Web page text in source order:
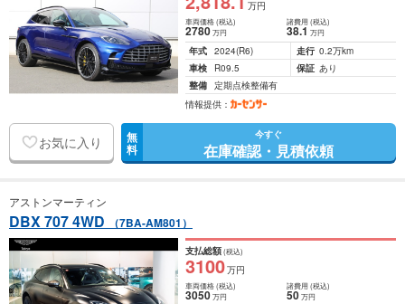
万円
車両価格(税込)
2780万円
諸費用 (税込)
38.1 万円
年式 2024(R6) 走行 0.2万km
車検
R09.5 保証 あり
整備 定期点検整備有
情報提供：
お気に入り 無
料
今すぐ
在庫確認・見積依頼
アストンマーティン
DBX 707 4WD （7BA-AM801）
支払総額(税込)
3100万円
車両価格(税込)
3050万円
諸費用 (税込)
50 万円